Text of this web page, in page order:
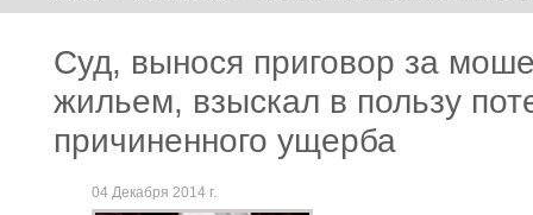
Суд, вынося приговор за
жильем, взыскал в пользу
причиненного ущерба
04 Декабря 2014 г.